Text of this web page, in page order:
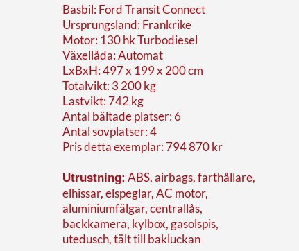
Basbil: Ford Transit Connect
Ursprungsland: Frankrike
Motor: 130 hk Turbodiesel
Växellåda: Automat
LxBxH: 497 x 199 x 200 cm
Totalvikt: 3 200 kg
Lastvikt: 742 kg
Antal bältade platser: 6
Antal sovplatser: 4
Pris detta exemplar: 794 870 kr
Utrustning: ABS, airbags, farthållare,
elhissar, elspeglar, AC motor,
aluminiumfälgar, centrallås,
backkamera, kylbox, gasolspis,
utedusch, tält till bakluckan